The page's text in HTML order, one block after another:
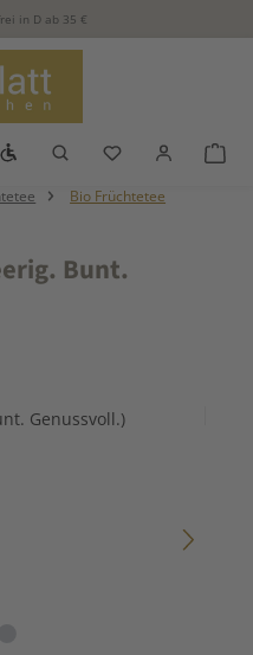
in D ab 35 €
Werkzeugleiste anzeigen
Du hast 0
Bio Früchtetee
Bunt.